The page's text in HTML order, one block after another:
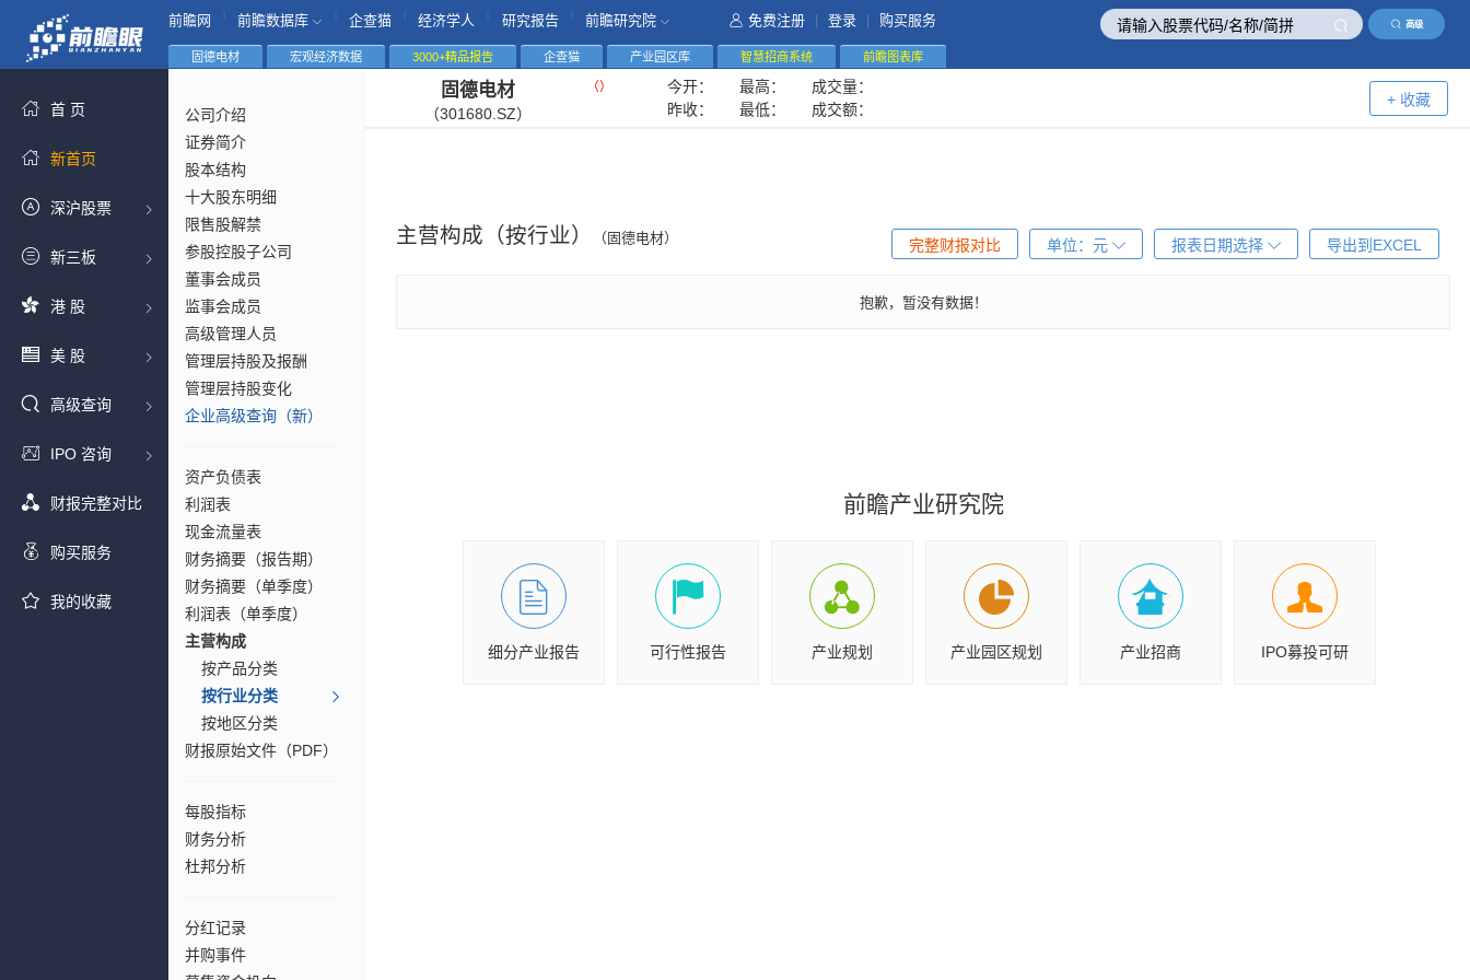
高级
前瞻网 前瞻数据库 企查猫 经济学人 研究报告 前瞻研究院 免费注册 登录 购买服务
首 页
新首页
深沪股票
新三板
港 股
美 股
高级查询
IPO 咨询
财报完整对比
购买服务
我的收藏
固德电材 宏观经济数据 3000+精品报告 企查猫 产业园区库 智慧招商系统 前瞻图表库
公司介绍
证券简介
股本结构
十大股东明细
限售股解禁
参股控股子公司
董事会成员
监事会成员
高级管理人员
管理层持股及报酬
管理层持股变化
企业高级查询（新）
资产负债表
利润表
现金流量表
财务摘要（报告期）
财务摘要（单季度）
利润表（单季度）
主营构成
按产品分类
按行业分类
按地区分类
财报原始文件（PDF）
每股指标
财务分析
杜邦分析
分红记录
并购事件
固德电材
（301680.SZ）
（） 今开： 最高：
成交量：
昨收：
最低： 成交额：
+ 收藏
主营构成（按行业） （固德电材） 导出到EXCEL
报表日期选择
单位： 元
完整财报对比
抱歉，暂没有数据！
前瞻产业研究院
细分产业报告 可行性报告 产业规划 产业园区规划 产业招商 IPO募投可研